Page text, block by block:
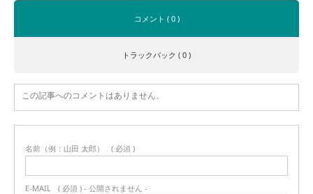
コメント ( 0 )
トラックバック ( 0 )
この記事へのコメントはありません。
名前（例：山田 太郎） ( 必須 )
E-MAIL ( 必須 ) - 公開されません -